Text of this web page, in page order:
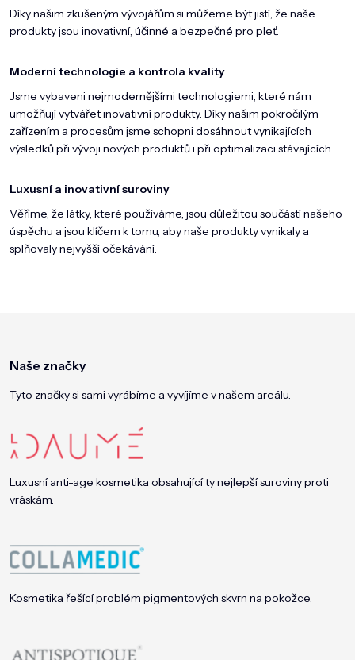
Díky našim zkušeným vývojářům si můžeme být jistí, že naše
produkty jsou inovativní, účinné a bezpečné pro pleť.
Moderní technologie a kontrola kvality
Jsme vybaveni nejmodernějšími technologiemi, které nám
umožňují vytvářet inovativní produkty. Díky našim pokročilým
zařízením a procesům jsme schopni dosáhnout vynikajících
výsledků při vývoji nových produktů i při optimalizaci stávajících.
Luxusní a inovativní suroviny
Věříme, že látky, které používáme, jsou důležitou součástí našeho
úspěchu a jsou klíčem k tomu, aby naše produkty vynikaly a
splňovaly nejvyšší očekávání.
Naše značky
Tyto značky si sami vyrábíme a vyvíjíme v našem areálu.
Luxusní anti-age kosmetika obsahující ty nejlepší suroviny proti
vráskám.
Kosmetika řešící problém pigmentových skvrn na pokožce.